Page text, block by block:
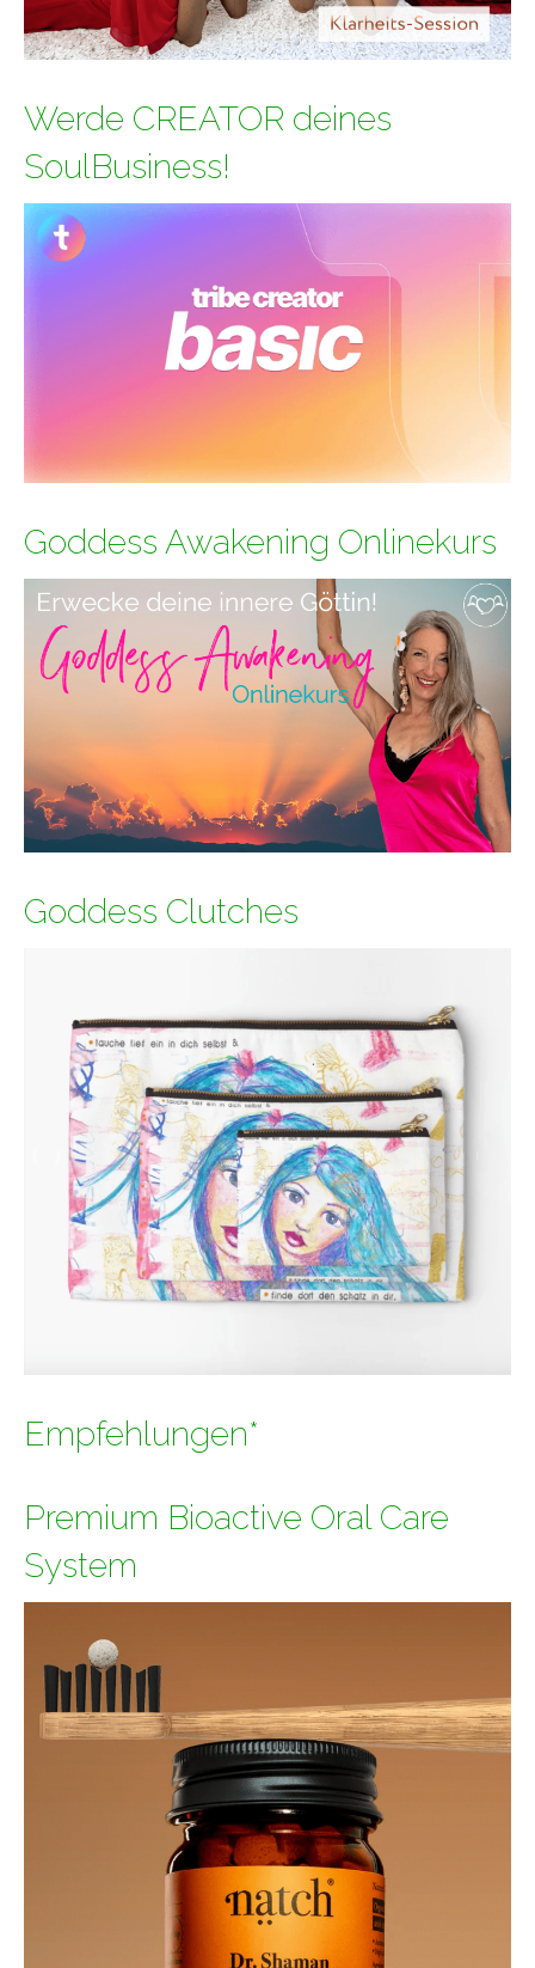
Werde CREATOR deines
SoulBusiness!
Goddess Awakening Onlinekurs
Goddess Clutches
Empfehlungen*
Premium Bioactive Oral Care
System